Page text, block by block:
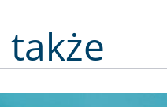
także